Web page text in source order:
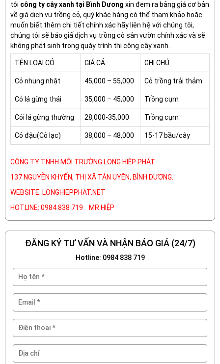
tôi công ty cây xanh tại Bình Dương xin đem ra bảng giá cơ bản
về giá dịch vụ trồng cỏ, quý khác hàng có thể tham khảo hoặc
muốn biết thêm chi tiết chính xác hãy liên hệ với chúng tôi,
chúng tôi sẽ báo giấ dịch vụ trồng cỏ sân vườn chính xác và sẽ
không phát sinh trong quáy trình thi công cây xanh.
TÊN LOẠI CỎ GIÁ CẢ GHI CHÚ
Cỏ nhung nhật 45,000 – 55,000 Cỏ trồng trải thảm
Cỏ lá gừng thái 35,000 – 45,000 Trồng cụm
Cỏi lá gừng thường 28,000-35,000 Trồng cụm
Cỏ đậu(Cỏ lạc) 38,000 – 48,000 15-17 bầu/cây
CÔNG TY TNHH MÔI TRƯỜNG LONG HIỆP PHÁT
137 NGUYỄN KHYẾN, THỊ XÃ TÂN UYÊN, BÌNH DƯƠNG.
WEBSITE: LONGHIEPPHAT.NET
HOTLINE: 0984 838 719 MR HIỆP
ĐĂNG KÝ TƯ VẤN VÀ NHẬN BÁO GIÁ (24/7)
Hotline: 0984 838 719